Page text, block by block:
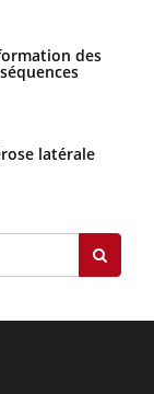
des
latérale